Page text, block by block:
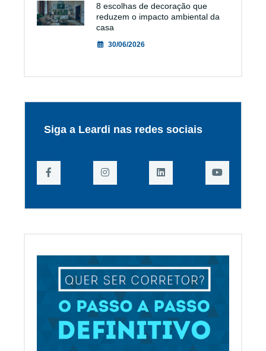
8 escolhas de decoração que
reduzem o impacto ambiental da
casa
30/06/2026
Siga a Leardi nas redes sociais